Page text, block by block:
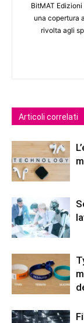
BitMAT
una copertura
rivolta agli
Articoli correlati